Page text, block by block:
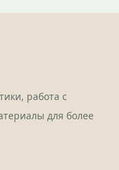
работа с
для более